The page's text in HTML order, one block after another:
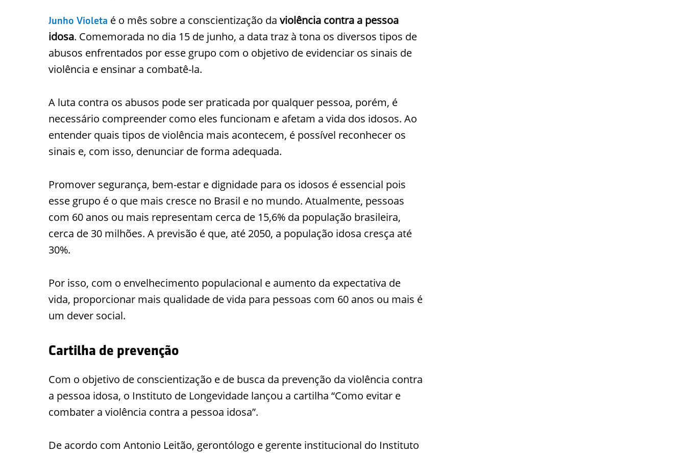
Junho Violeta é o mês sobre a conscientização da violência contra a pessoa
idosa. Comemorada no dia 15 de junho, a data traz à tona os diversos tipos de
abusos enfrentados por esse grupo com o objetivo de evidenciar os sinais de
violência e ensinar a combatê-la.
A luta contra os abusos pode ser praticada por qualquer pessoa, porém, é
necessário compreender como eles funcionam e afetam a vida dos idosos. Ao
entender quais tipos de violência mais acontecem, é possível reconhecer os
sinais e, com isso, denunciar de forma adequada.
Promover segurança, bem-estar e dignidade para os idosos é essencial pois
esse grupo é o que mais cresce no Brasil e no mundo. Atualmente, pessoas
com 60 anos ou mais representam cerca de 15,6% da população brasileira,
cerca de 30 milhões. A previsão é que, até 2050, a população idosa cresça até
30%.
Por isso, com o envelhecimento populacional e aumento da expectativa de
vida, proporcionar mais qualidade de vida para pessoas com 60 anos ou mais é
um dever social.
Cartilha de prevenção
Com o objetivo de conscientização e de busca da prevenção da violência contra
a pessoa idosa, o Instituto de Longevidade lançou a cartilha “Como evitar e
combater a violência contra a pessoa idosa”.
De acordo com Antonio Leitão, gerontólogo e gerente institucional do Instituto